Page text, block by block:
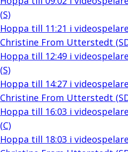
(S)
Hoppa till 11:21 i
Christine From Utterstedt
Hoppa till 12:49i
(S)
Hoppa till 14:27i
Christine From Utterstedt
Hoppa till 16:03 i
(C)
Hoppa till 18:03 i